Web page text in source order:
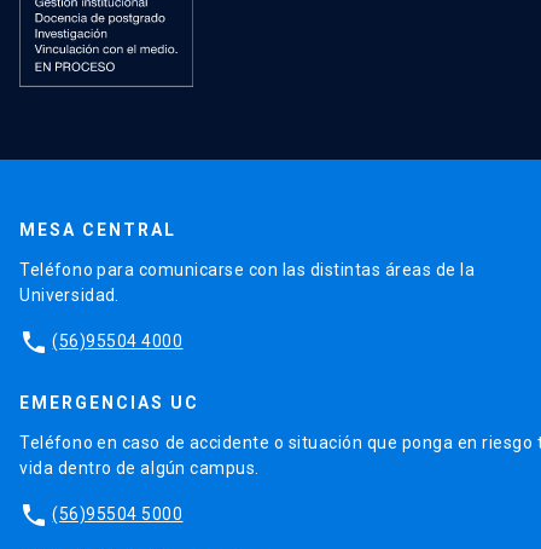
MESA CENTRAL
Teléfono para comunicarse con las distintas áreas de la
Universidad.
phone (56)95504 4000
EMERGENCIAS UC
Teléfono en caso de accidente o situación que ponga en riesgo
vida dentro de algún campus.
phone (56)95504 5000